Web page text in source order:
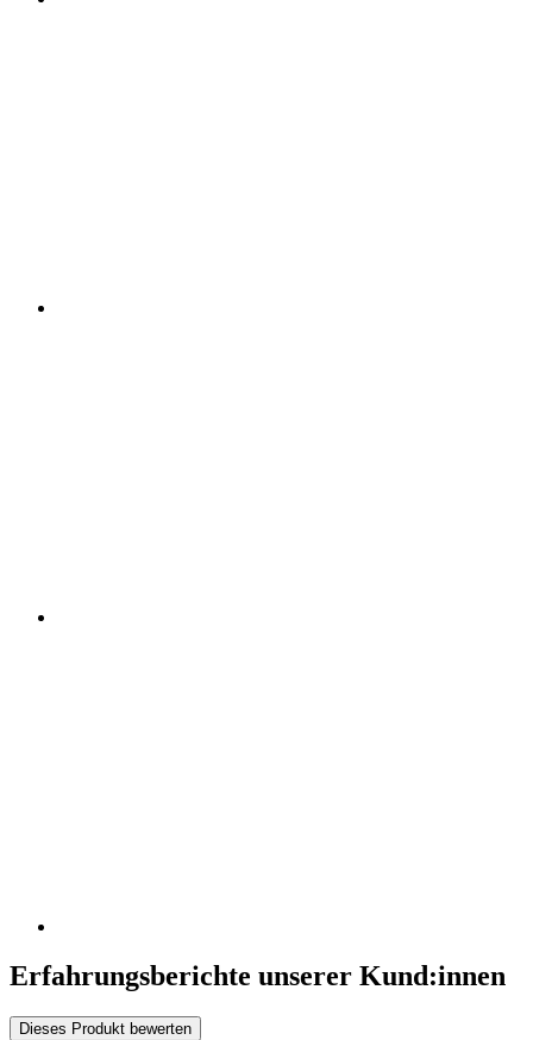
Erfahrungsberichte unserer Kund:innen
Dieses Produkt bewerten